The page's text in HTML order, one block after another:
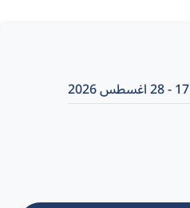
17 - 28 اغسطس 2026